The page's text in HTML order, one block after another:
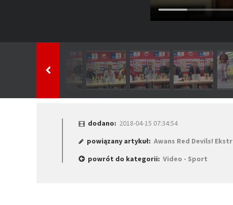
dodano: 2018-04-15 07:34:54
powiązany artykuł: Awans Red Devils!
powrót do kategorii: Video - Sport